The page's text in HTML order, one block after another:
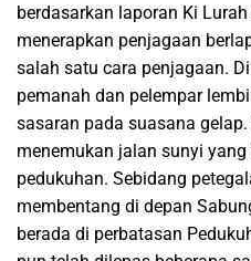
berdasarkan laporan Ki
menerapkan penjagaan
salah satu cara penjagaan.
pemanah dan pelempar
sasaran pada suasana
menemukan jalan sunyi
pedukuhan. Sebidang
membentang di depan
berada di perbatasan